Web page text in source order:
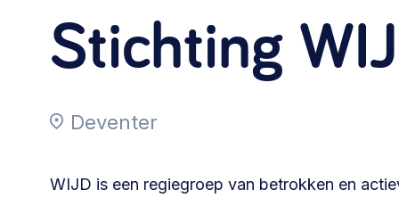
Vrijwilligers en medewerkers
betaalde krachten >
Buurtbewoners verbinden
Stichting
Deventer
WIJD is een regiegroep van betrokken en